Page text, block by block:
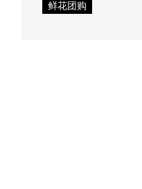
鲜花团购